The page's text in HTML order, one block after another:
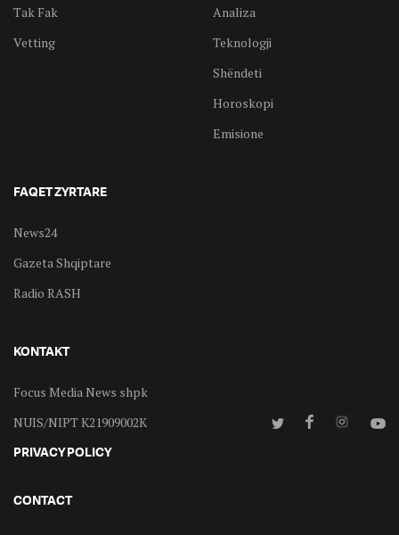
Tak Fak
Vetting
Analiza
Teknologji
Shëndeti
Horoskopi
Emisione
FAQET ZYRTARE
News24
Gazeta Shqiptare
Radio RASH
KONTAKT
Focus Media News shpk
NUIS/NIPT K21909002K
PRIVACY POLICY
CONTACT